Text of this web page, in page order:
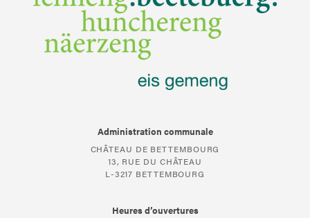
Administration communale
CHÂTEAU DE BETTEMBOURG
13, RUE DU CHÂTEAU
L-3217 BETTEMBOURG
Heures d’ouvertures